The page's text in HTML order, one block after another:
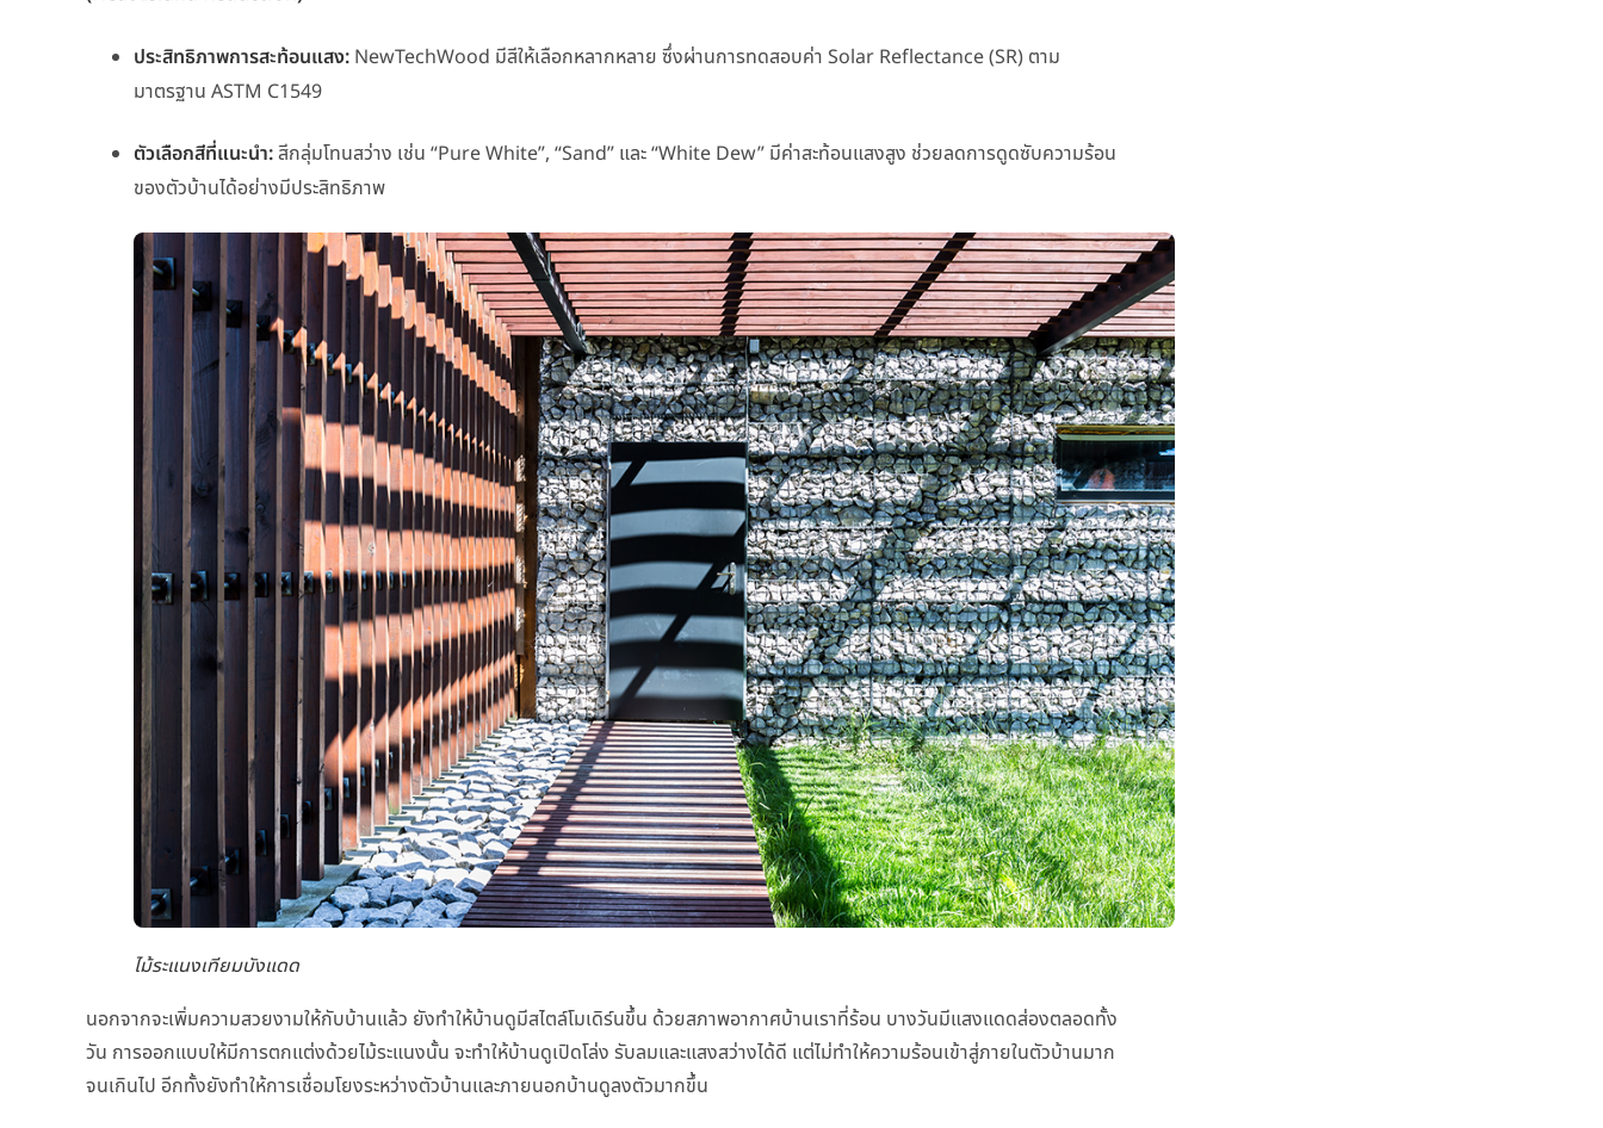
ประสิทธิภาพการสะท้อนแสง: NewTechWood มีสีให้เลือกหลากหลาย ซึ่งผ่านการทดสอบค่า Solar Reflectance (SR) ตาม
มาตรฐาน ASTM C1549
ตัวเลือกสีที่แนะนำ:สีกลุ่มโทนสว่าง เช่น “Pure White”, “Sand” และ “White Dew” มีค่าสะท้อนแสงสูง ช่วยลดการดูดซับความร้อน
ของตัวบ้านได้อย่างมีประสิทธิภาพ
ไม้ระแนงเทียมบังแดด
นอกจากจะเพิ่มความสวยงามให้กับบ้านแล้ว ยังทำให้บ้านดูมีสไตล์โมเดิร์นขึ้น ด้วยสภาพอากาศบ้านเราที่ร้อน บางวันมีแสงแดดส่องตลอดทั้ง
วัน การออกแบบให้มีการตกแต่งด้วยไม้ระแนงนั้น จะทำให้บ้านดูเปิดโล่ง รับลมและแสงสว่างได้ดี แต่ไม่ทำให้ความร้อนเข้าสู่ภายในตัวบ้านมาก
จนเกินไป อีกทั้งยังทำให้การเชื่อมโยงระหว่างตัวบ้านและภายนอกบ้านดูลงตัวมากขึ้น